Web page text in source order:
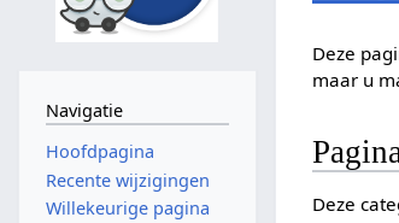
Deze
maar u
Deze
Navigatie
Hoofdpagina
Recente wijzigingen
Willekeurige pagina